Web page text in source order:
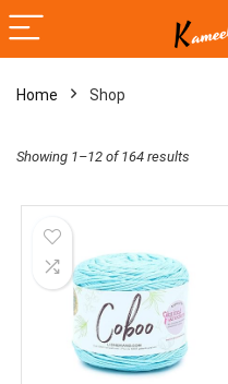
Home Shop
Showing 1–12 of 164 results